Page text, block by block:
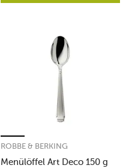
Menülöffel Art Deco 150 g
ROBBE & BERKING